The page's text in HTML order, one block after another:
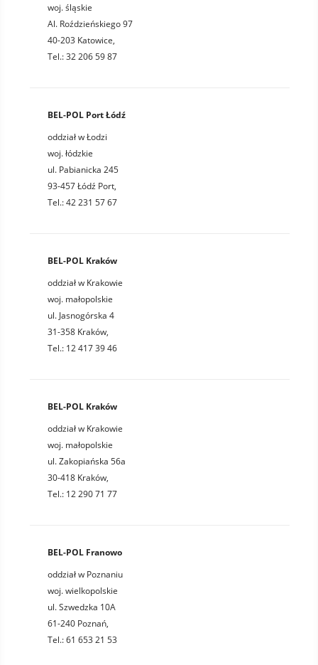
woj. śląskie
Al. Roździeńskiego 97
40-203 Katowice,
Tel.: 32 206 59 87
BEL-POL Port Łódź
oddział w Łodzi
woj. łódzkie
ul. Pabianicka 245
93-457 Łódź Port,
Tel.: 42 231 57 67
BEL-POL Kraków
oddział w Krakowie
woj. małopolskie
ul. Jasnogórska 4
31-358 Kraków,
Tel.: 12 417 39 46
BEL-POL Kraków
oddział w Krakowie
woj. małopolskie
ul. Zakopiańska 56a
30-418 Kraków,
Tel.: 12 290 71 77
BEL-POL Franowo
oddział w Poznaniu
woj. wielkopolskie
ul. Szwedzka 10A
61-240 Poznań,
Tel.: 61 653 21 53